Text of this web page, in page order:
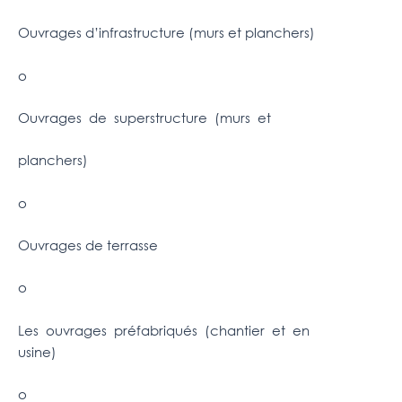
Ouvrages d’infrastructure (murs et planchers)
o
Ouvrages de superstructure (murs et
planchers)
o
Ouvrages de terrasse
o
Les ouvrages préfabriqués (chantier et en
usine)
o